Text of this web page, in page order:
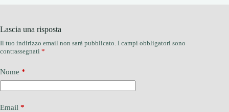
Lascia una risposta
Il tuo indirizzo email non sarà pubblicato. I campi obbligatori sono
contrassegnati *
Nome *
Email *